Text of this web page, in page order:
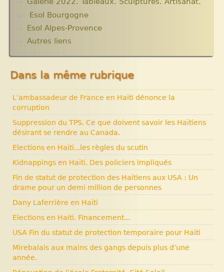
Lutter contre l’extrême pauvreté. Victimes et
acteurs.10 articles.
Solidarité internationale. Autour d’Haïti.
Cité Soleil.
Histoire d’Haïti. Histoire et Vaudou.
Esol Bourgogne
ACTUALITES
Archives
Esol Alpes-Provence
Autres liens
Dans la même rubrique
L’ambassadeur de France en Haïti dénonce la
corruption
Suppression du TPS. Ce que doivent savoir les Haïtiens
désirant se rendre au Canada.
Elections en Haïti...les règles du scutin
Kidnappings en Haïti. Des policiers impliqués
Fin de statut de protection des Haïtiens aux USA : Un
drame pour un demi million de personnes
Dany Laferrière en Haïti
Elections en Haïti. Financement...
USA Fin du statut de protection temporaire pour Haïti
Mirebalais aux mains des gangs depuis plus d’une
année.